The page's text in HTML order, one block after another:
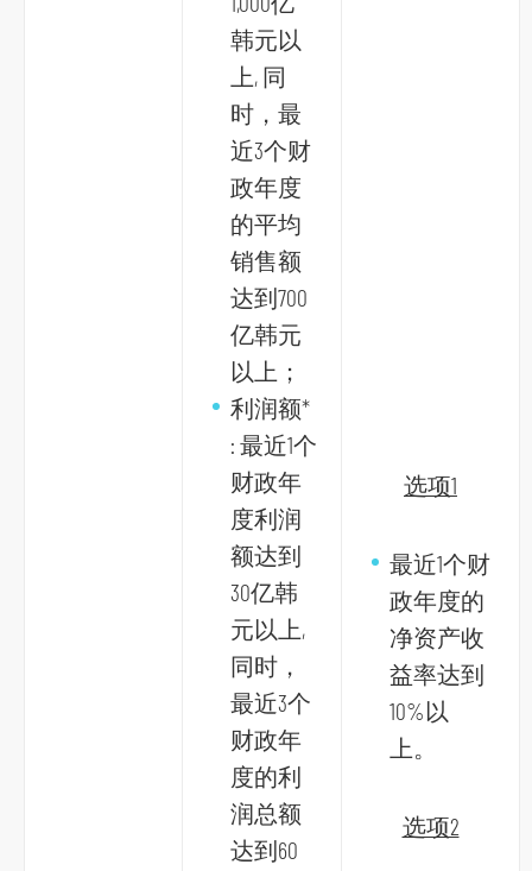
韩元以
上, 同
时，最
近3个财
政年度
的平均
销售额
达到700
亿韩元
以上；
利润额*
: 最近1个
财政年
度利润
额达到
30亿韩
元以上,
同时，
最近3个
财政年
度的利
润总额
达到60
选项1
最近1个财
政年度的
净资产收
益率达到
10%以
上。
选项2